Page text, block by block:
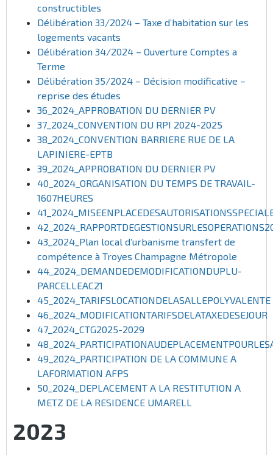
constructibles
Délibération 33/2024 – Taxe d’habitation sur les
logements vacants
Délibération 34/2024 – Ouverture Comptes a
Terme
Délibération 35/2024 – Décision modificative –
reprise des études
36_2024_APPROBATION DU DERNIER PV
37_2024_CONVENTION DU RPI 2024-2025
38_2024_CONVENTION BARRIERE RUE DE LA
LAPINIERE-EPTB
39_2024_APPROBATION DU DERNIER PV
40_2024_ORGANISATION DU TEMPS DE TRAVAIL-
1607HEURES
43_2024_Plan local d’urbanisme transfert de
compétence à Troyes Champagne Métropole
44_2024_DEMANDEDEMODIFICATIONDUPLU-
PARCELLEAC21
45_2024_TARIFSLOCATIONDELASALLEPOLYVALENTE
46_2024_MODIFICATIONTARIFSDELATAXEDESEJOUR
47_2024_CTG2025-2029
49_2024_PARTICIPATION DE LA COMMUNE A
LAFORMATION AFPS
50_2024_DEPLACEMENT A LA RESTITUTION A
METZ DE LA RESIDENCE UMARELL
2023